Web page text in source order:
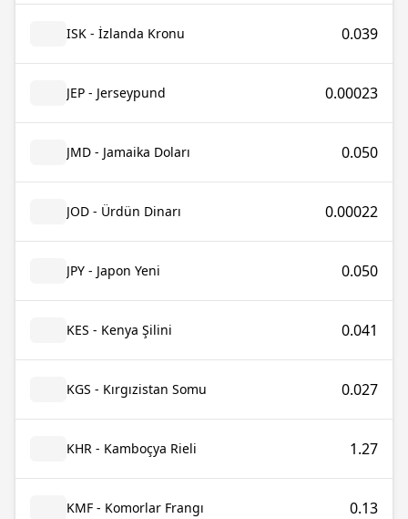
ISK - İzlanda Kronu 0.039
JEP - Jerseypund 0.00023
JMD - Jamaika Doları 0.050
JOD - Ürdün Dinarı 0.00022
JPY - Japon Yeni 0.050
KES - Kenya Şilini 0.041
KGS - Kırgızistan Somu 0.027
KHR - Kamboçya Rieli 1.27
KMF - Komorlar Frangı 0.13